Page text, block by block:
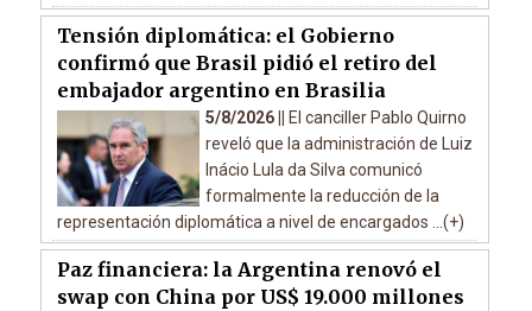
Tensión diplomática: el Gobierno
confirmó que Brasil pidió el retiro del
embajador argentino en Brasilia
5/8/2026 ||
El canciller Pablo Quirno
reveló que la administración de Luiz
Inácio Lula da Silva comunicó
formalmente la reducción de la
representación diplomática a nivel de encargados ...(+)
Paz financiera: la Argentina renovó el
swap con China por US$ 19.000 millones